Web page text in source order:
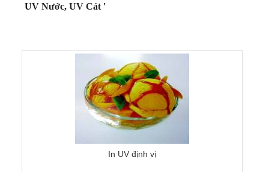
UV Nước, UV Cát '
In UV định vị